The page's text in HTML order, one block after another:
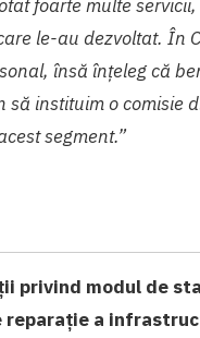
foarte multe
le-au dezvoltat. În
însă înțeleg că
să instituim o comisie
segment.”
privind modul de
reparație a